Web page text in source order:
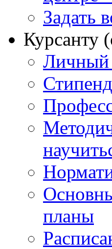
Задать
Курсанту
Личный
планы